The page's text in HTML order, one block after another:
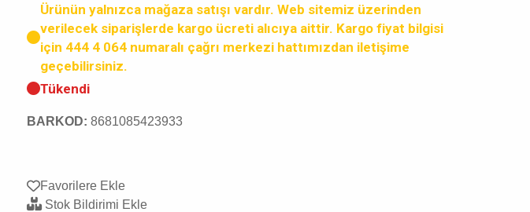
Ürünün yalnızca mağaza satışı vardır. Web sitemiz üzerinden
verilecek siparişlerde kargo ücreti alıcıya aittir. Kargo fiyat bilgisi
için 444 4 064 numaralı çağrı merkezi hattımızdan iletişime
geçebilirsiniz.
Tükendi
BARKOD: 8681085423933
Favorilere Ekle
Stok Bildirimi Ekle